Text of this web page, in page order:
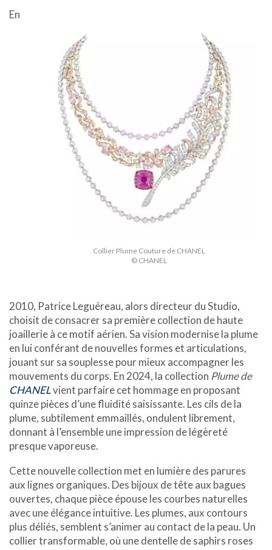
Collier Plume Couture de CHANEL
© CHANEL
En
2010, Patrice Leguéreau, alors directeur du Studio,
choisit de consacrer sa première collection de haute
joaillerie à ce motif aérien. Sa vision modernise la plume
en lui conférant de nouvelles formes et articulations,
jouant sur sa souplesse pour mieux accompagner les
mouvements du corps. En 2024, la collection Plume de
CHANELvient parfaire cet hommage en proposant
quinze pièces d’une fluidité saisissante. Les cils de la
plume, subtilement emmaillés, ondulent librement,
donnant à l’ensemble une impression de légèreté
presque vaporeuse.
Cette nouvelle collection met en lumière des parures
aux lignes organiques. Des bijoux de tête aux bagues
ouvertes, chaque pièce épouse les courbes naturelles
avec une élégance intuitive. Les plumes, aux contours
plus déliés, semblent s’animer au contact de la peau. Un
collier transformable, où une dentelle de saphirs roses